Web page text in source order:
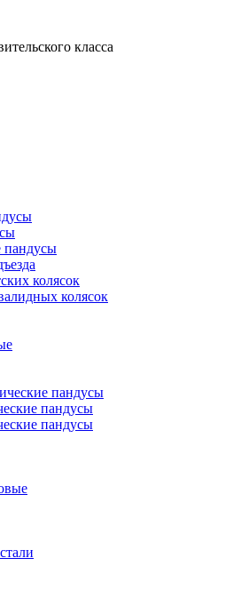
класса
пандусы
колясок
колясок
пандусы
пандусы
пандусы